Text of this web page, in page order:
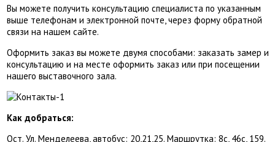
Вы можете получить консультацию специалиста по указанным
выше телефонам и электронной почте, через форму обратной
связи на нашем сайте.
Оформить заказ вы можете двумя способами: заказать замер и
консультацию и на месте оформить заказ или при посещении
нашего выставочного зала.
Как добраться:
Ост. Ул. Менделеева, автобус: 20,21,25. Маршрутка: 8с, 46с, 159.